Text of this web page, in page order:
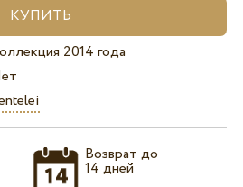
2014 года
Возврат до
14 дней